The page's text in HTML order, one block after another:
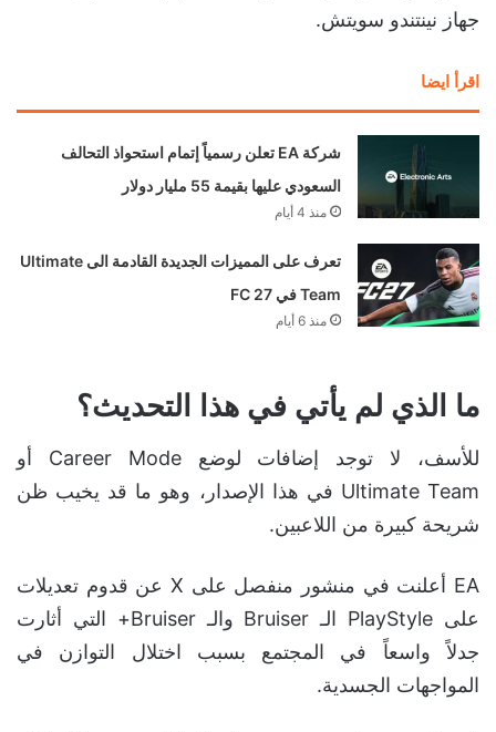
جهاز نينتندو سويتش.
اقرأ ايضا
شركة EA تعلن رسمياً إتمام استحواذ التحالف
السعودي عليها بقيمة 55 مليار دولار
منذ 4 أيام
تعرف على المميزات الجديدة القادمة الى Ultimate
Team في FC 27
منذ 6 أيام
ما الذي لم يأتي في هذا التحديث؟
للأسف، لا توجد إضافات لوضع Career Mode أو
Ultimate Team في هذا الإصدار، وهو ما قد يخيب ظن
شريحة كبيرة من اللاعبين.
EA أعلنت في منشور منفصل على X عن قدوم تعديلات
على PlayStyle الـ Bruiser والـ Bruiser+ التي أثارت
جدلاً واسعاً في المجتمع بسبب اختلال التوازن في
المواجهات الجسدية.